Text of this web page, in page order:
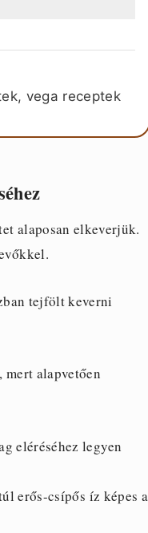
vega receptek
alaposan elkeverjük.
tejfölt keverni
alapvetően
eléréséhez legyen
erős-csípős íz képes a